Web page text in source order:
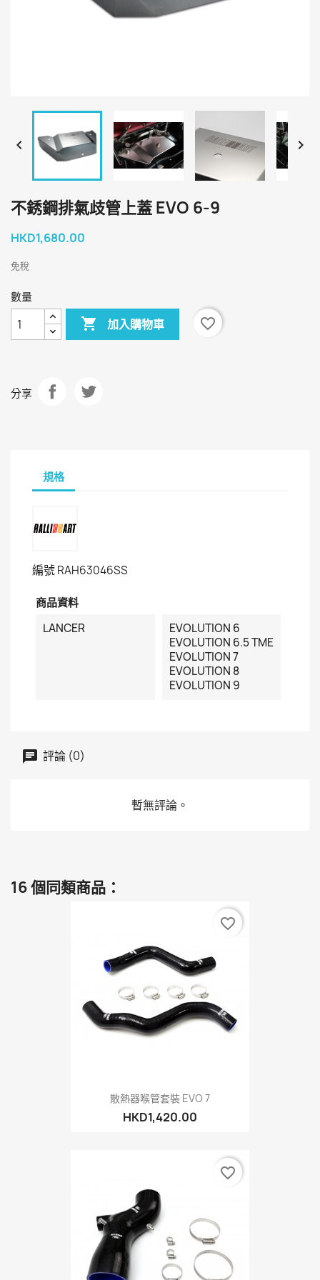
 
不銹鋼排氣歧管上蓋 EVO 6-9
HKD1,680.00
免稅
數量
 加入購物車 favorite_border
分享
規格
編號RAH63046SS
商品資料
LANCER
EVOLUTION 6
EVOLUTION 6.5 TME
EVOLUTION 7
EVOLUTION 8
EVOLUTION 9
評論 (0)
暫無評論。
16 個同類商品：
散熱器喉管套裝 EVO 7
HKD1,420.00
favorite_border
favorite_border